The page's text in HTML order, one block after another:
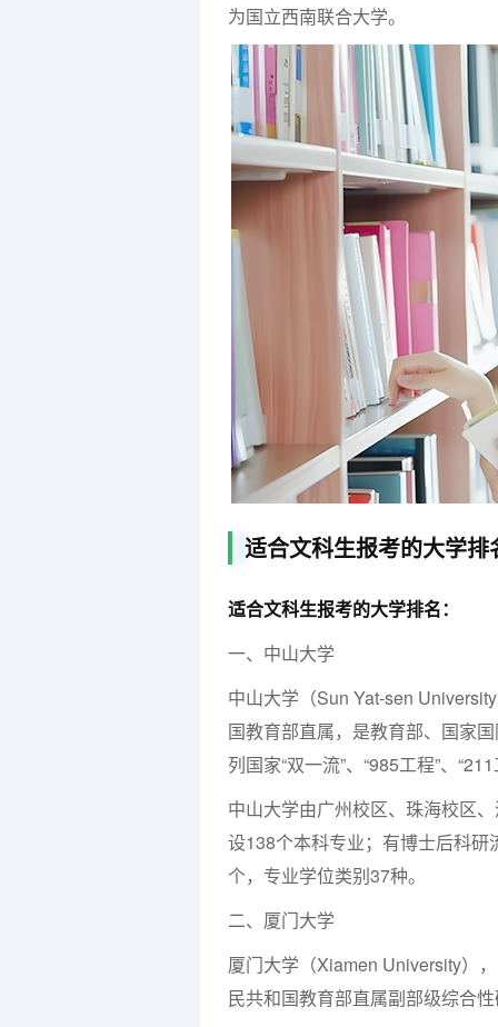
为国立西南联合大学。
适合文科生报考的大学排
适合文科生报考的大学排名：
一、中山大学
中山大学（Sun Yat-sen
国教育部直属，是教育部、国家
列国家“双一流”、“985工程”、
中山大学由广州校区、珠海校区
设138个本科专业；有博士后科
个，专业学位类别37种。
二、厦门大学
厦门大学（Xiamen University）
民共和国教育部直属副部级综合